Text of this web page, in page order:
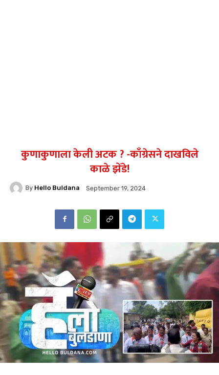
कुणाकुणाला केली अटक ? -काँग्रेसने दाखविले
काळे झेंडे!
By Hello Buldana September 19, 2024